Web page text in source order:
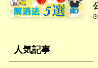
人気記事